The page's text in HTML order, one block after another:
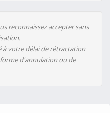
reconnaissez accepter sans
à votre délai de rétractation
d'annulation ou de